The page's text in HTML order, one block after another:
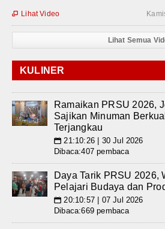
 Lihat Video
Lihat Semua
KULINER
Ramaikan PRSU 2026,
Sajikan Minuman
Terjangkau
📅 21:10:26 | 30 Jul 2026
Dibaca:407 pembaca
Daya Tarik PRSU 2026,
Pelajari Budaya dan
📅 20:10:57 | 07 Jul 2026
Dibaca:669 pembaca